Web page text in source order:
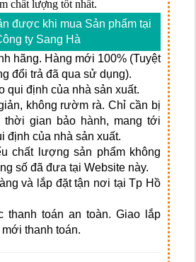
chất lượng tốt nhất.
được khi mua Sản phẩm tại
ty Sang Hà
hãng. Hàng mới 100% (Tuyệt
đổi trả đã qua sử dụng).
qui định của nhà sản xuất.
không rườm rà. Chỉ cần bị
thời gian bảo hành, mang tới
định của nhà sản xuất.
chất lượng sản phẩm không
số đã đưa tại Website này.
và lắp đặt tận nơi tại Tp Hồ
thanh toán an toàn. Giao lắp
thanh toán.